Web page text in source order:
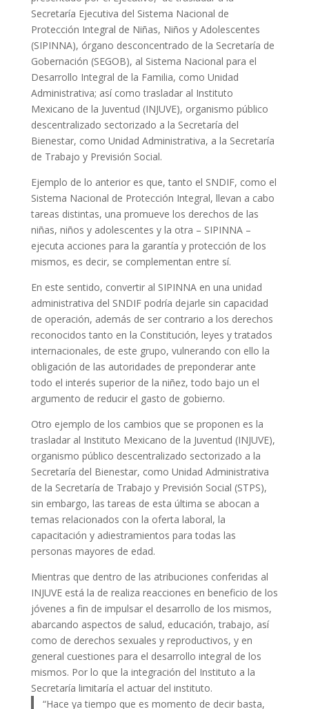
Secretaría Ejecutiva del Sistema Nacional de
Protección Integral de Niñas, Niños y Adolescentes
(SIPINNA), órgano desconcentrado de la Secretaría de
Gobernación (SEGOB), al Sistema Nacional para el
Desarrollo Integral de la Familia, como Unidad
Administrativa; así como trasladar al Instituto
Mexicano de la Juventud (INJUVE), organismo público
descentralizado sectorizado a la Secretaría del
Bienestar, como Unidad Administrativa, a la Secretaría
de Trabajo y Previsión Social.
Ejemplo de lo anterior es que, tanto el SNDIF, como el
Sistema Nacional de Protección Integral, llevan a cabo
tareas distintas, una promueve los derechos de las
niñas, niños y adolescentes y la otra – SIPINNA –
ejecuta acciones para la garantía y protección de los
mismos, es decir, se complementan entre sí.
En este sentido, convertir al SIPINNA en una unidad
administrativa del SNDIF podría dejarle sin capacidad
de operación, además de ser contrario a los derechos
reconocidos tanto en la Constitución, leyes y tratados
internacionales, de este grupo, vulnerando con ello la
obligación de las autoridades de preponderar ante
todo el interés superior de la niñez, todo bajo un el
argumento de reducir el gasto de gobierno.
Otro ejemplo de los cambios que se proponen es la
trasladar al Instituto Mexicano de la Juventud (INJUVE),
organismo público descentralizado sectorizado a la
Secretaría del Bienestar, como Unidad Administrativa
de la Secretaría de Trabajo y Previsión Social (STPS),
sin embargo, las tareas de esta última se abocan a
temas relacionados con la oferta laboral, la
capacitación y adiestramientos para todas las
personas mayores de edad.
Mientras que dentro de las atribuciones conferidas al
INJUVE está la de realiza reacciones en beneficio de los
jóvenes a fin de impulsar el desarrollo de los mismos,
abarcando aspectos de salud, educación, trabajo, así
como de derechos sexuales y reproductivos, y en
general cuestiones para el desarrollo integral de los
mismos. Por lo que la integración del Instituto a la
Secretaría limitaría el actuar del instituto.
“Hace ya tiempo que es momento de decir basta,